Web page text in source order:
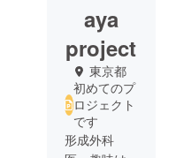
aya
project
東京都
初めてのプ
ロジェクト
です
形成外科